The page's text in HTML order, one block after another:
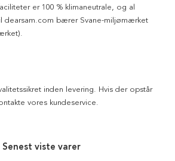
er 100 % klimaneutrale, og al
dearsam.com bærer Svane-miljømærket
inden levering. Hvis der opstår
vores kundeservice.
Senest viste varer